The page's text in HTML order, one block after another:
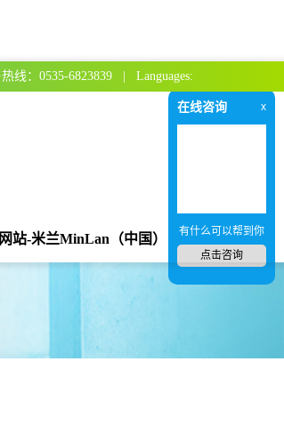
线：0535-6823839 | Languages:
站-米兰MinLan（中国）
在线咨询 x
有什么可以帮到你
点击咨询